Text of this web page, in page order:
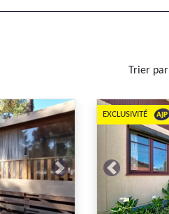
Trier par
Next Previous
EXCLUSIVITÉ